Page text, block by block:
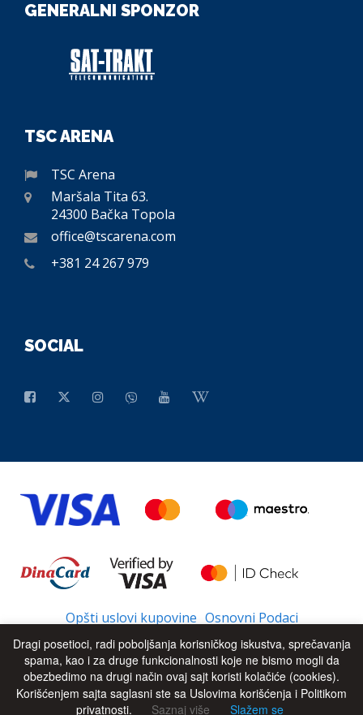
GENERALNI SPONZOR
TSC ARENA
TSC Arena
Maršala Tita 63.
24300 Bačka Topola
office@tscarena.com
+381 24 267 979
SOCIAL
Opšti uslovi kupovine Osnovni Podaci
© 2026 - All Rights Reserved UP
Dragi posetioci, radi poboljšanja korisničkog iskustva, sprečavanja
spama, kao i za druge funkcionalnosti koje ne bismo mogli da
obezbedimo na drugi način ovaj sajt koristi kolačiće (cookies).
Korišćenjem sajta saglasni ste sa Uslovima korišćenja i Politikom
privatnosti.
Saznaj više Slažem se